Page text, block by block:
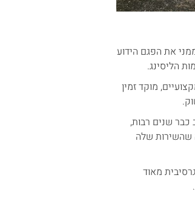
את הפגם הידוע
הליסינג.
מוקד זמין
כבר שנים רבות,
שהשירות שלה
מאוד